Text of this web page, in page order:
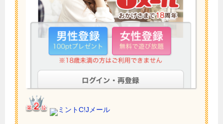
ミントC!Jメール